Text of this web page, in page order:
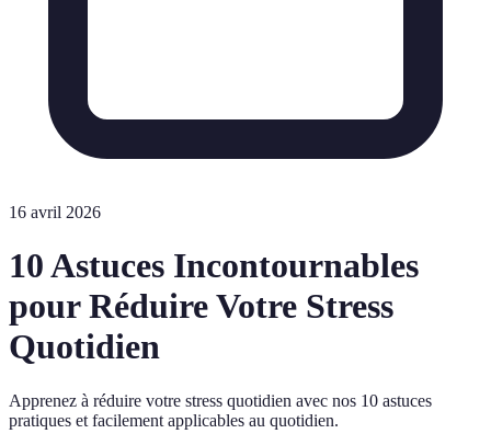
16 avril 2026
10 Astuces Incontournables
pour Réduire Votre Stress
Quotidien
Apprenez à réduire votre stress quotidien avec nos 10 astuces
pratiques et facilement applicables au quotidien.